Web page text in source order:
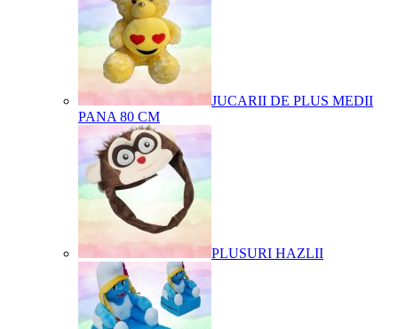
JUCARII DE PLUS MEDII
PANA 80 CM
PLUSURI HAZLII